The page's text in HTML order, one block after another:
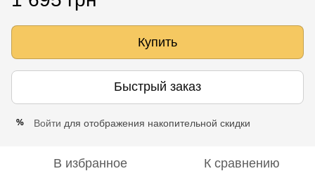
Купить
Быстрый заказ
% Войти для отображения накопительной скидки
В избранное К сравнению